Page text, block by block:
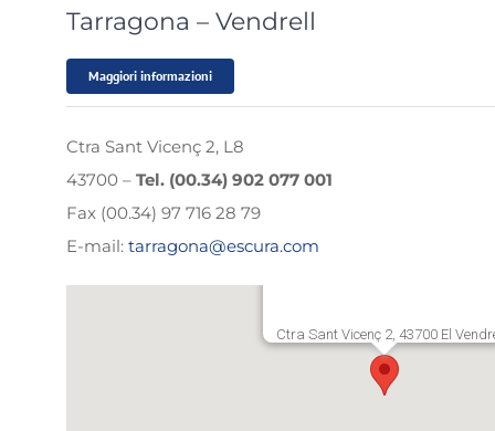
Tarragona – Vendrell
Maggiori informazioni
Ctra Sant Vicenç 2, L8
43700 – Tel. (00.34) 902 077 001
Fax (00.34) 97 716 28 79
E-mail: tarragona@escura.com
Ctra Sant Vicenç 2, 43700 El